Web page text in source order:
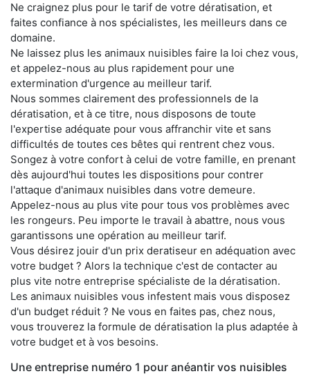
Ne craignez plus pour le tarif de votre dératisation, et
faites confiance à nos spécialistes, les meilleurs dans ce
domaine.
Ne laissez plus les animaux nuisibles faire la loi chez vous,
et appelez-nous au plus rapidement pour une
extermination d'urgence au meilleur tarif.
Nous sommes clairement des professionnels de la
dératisation, et à ce titre, nous disposons de toute
l'expertise adéquate pour vous affranchir vite et sans
difficultés de toutes ces bêtes qui rentrent chez vous.
Songez à votre confort à celui de votre famille, en prenant
dès aujourd'hui toutes les dispositions pour contrer
l'attaque d'animaux nuisibles dans votre demeure.
Appelez-nous au plus vite pour tous vos problèmes avec
les rongeurs. Peu importe le travail à abattre, nous vous
garantissons une opération au meilleur tarif.
Vous désirez jouir d'un prix deratiseur en adéquation avec
votre budget ? Alors la technique c'est de contacter au
plus vite notre entreprise spécialiste de la dératisation.
Les animaux nuisibles vous infestent mais vous disposez
d'un budget réduit ? Ne vous en faites pas, chez nous,
vous trouverez la formule de dératisation la plus adaptée à
votre budget et à vos besoins.
Une entreprise numéro 1 pour anéantir vos nuisibles